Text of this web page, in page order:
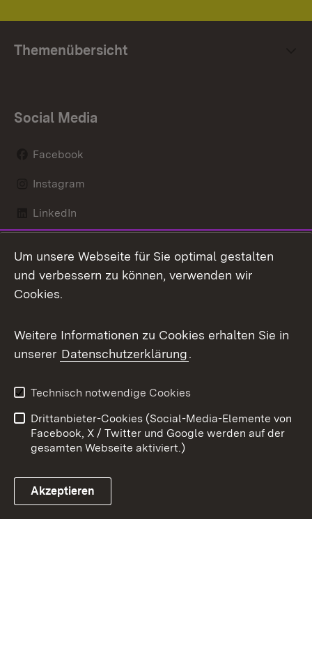
Themenübersicht
Social Media
Facebook
Instagram
LinkedIn
X / Twitter
Youtube
Link zum Landesportal
Kontakt
Datenschutz
Barrierefreiheit
Impressum
Cookies
Um unsere Webseite für Sie optimal gestalten
und verbessern zu können, verwenden wir
Cookies.
Weitere Informationen zu Cookies erhalten Sie in
unserer Datenschutzerklärung.
Technisch notwendige Cookies
Drittanbieter-Cookies (Social-Media-Elemente von
Facebook, X / Twitter und Google werden auf der
gesamten Webseite aktiviert.)
Akzeptieren